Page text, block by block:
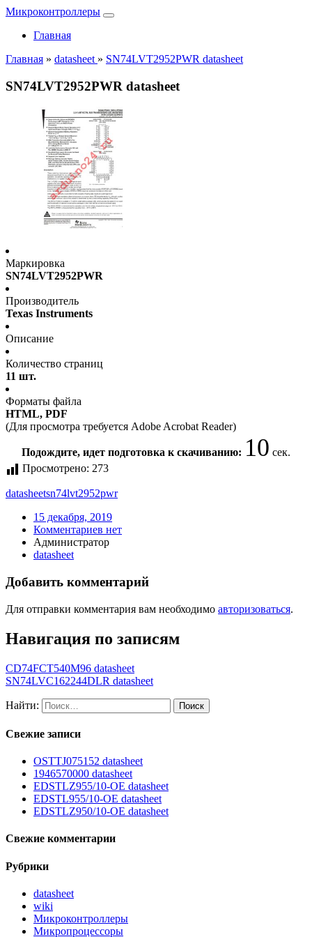
Микроконтроллеры
Главная
Главная » datasheet » SN74LVT2952PWR datasheet
SN74LVT2952PWR datasheet
Маркировка
SN74LVT2952PWR
Производитель
Texas Instruments
Описание
Количество страниц
11 шт.
Форматы файла
HTML, PDF
(Для просмотра требуется Adobe Acrobat Reader)
Подождите, идет подготовка к скачиванию: 10 сек.
Просмотрено: 273
datasheetsn74lvt2952pwr
15 декабря, 2019
Комментариев нет
Администратор
datasheet
Добавить комментарий
Для отправки комментария вам необходимо авторизоваться.
Навигация по записям
CD74FCT540M96 datasheet
SN74LVC162244DLR datasheet
Найти:
Свежие записи
OSTTJ075152 datasheet
1946570000 datasheet
EDSTLZ955/10-OE datasheet
EDSTL955/10-OE datasheet
EDSTLZ950/10-OE datasheet
Свежие комментарии
Рубрики
datasheet
wiki
Микроконтроллеры
Микропроцессоры